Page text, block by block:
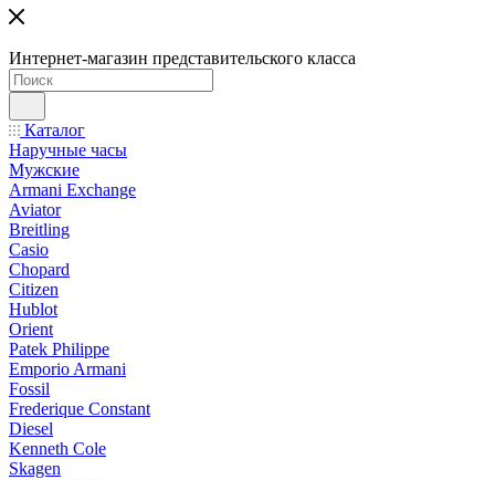
Интернет-магазин представительского класса
Каталог
Наручные часы
Мужские
Armani Exchange
Aviator
Breitling
Casio
Chopard
Citizen
Hublot
Orient
Patek Philippe
Emporio Armani
Fossil
Frederique Constant
Diesel
Kenneth Cole
Skagen